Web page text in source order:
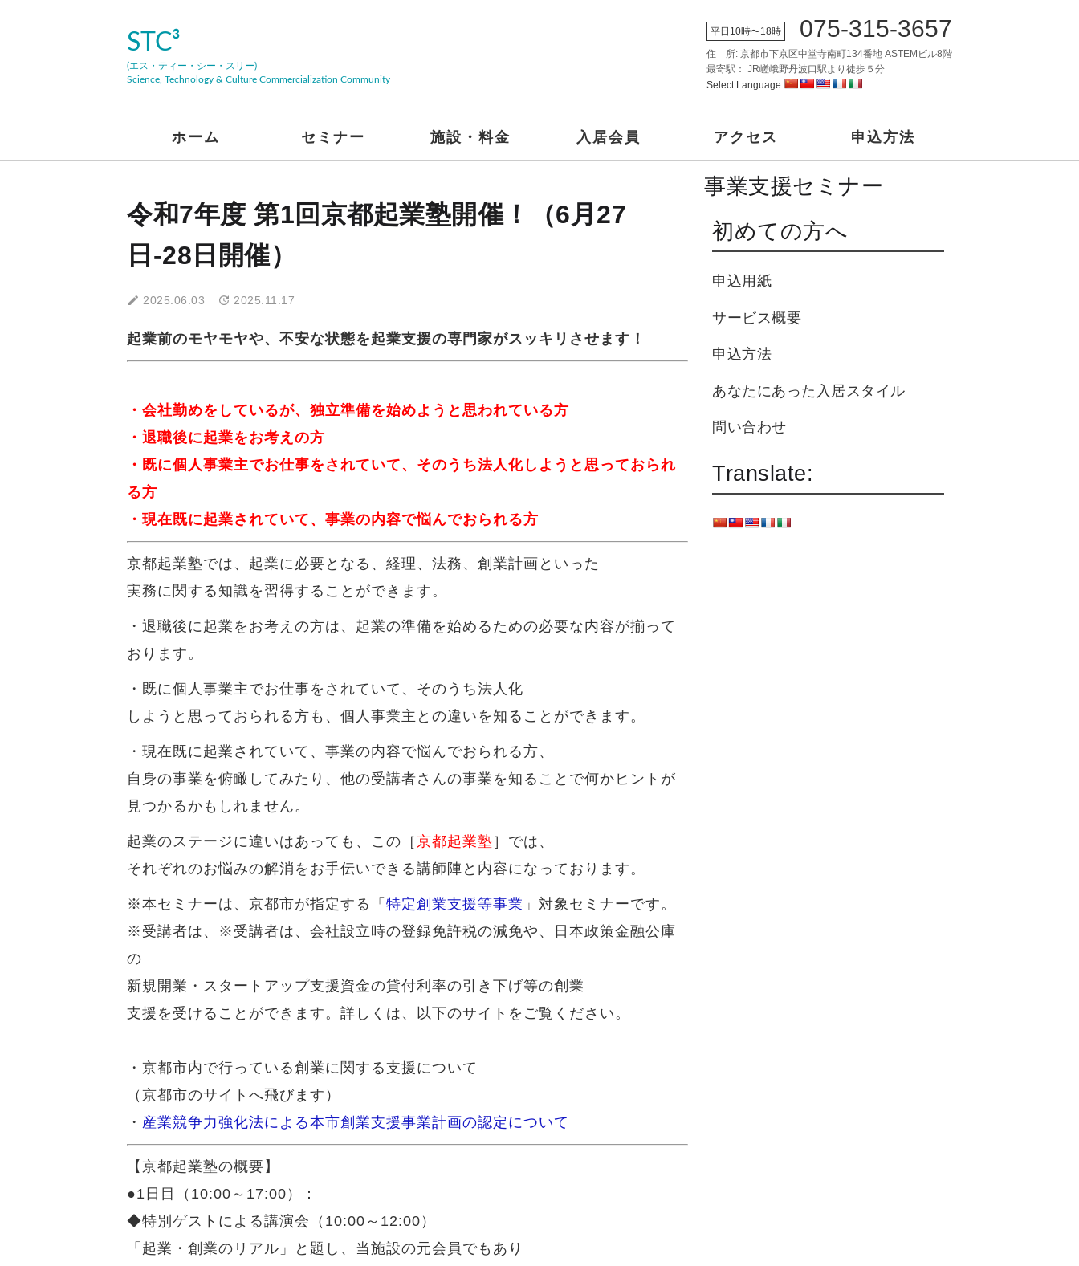
STC³
(エス・ティー・シー・スリー)
Science, Technology & Culture Commercialization Community
平日10時〜18時 075-315-3657
住 所: 京都市下京区中堂寺南町134番地 ASTEMビル8階
最寄駅： JR嵯峨野丹波口駅より徒歩５分
Select Language:
ホーム セミナー 施設・料金 入居会員 アクセス 申込方法
令和7年度 第1回京都起業塾開催！（6月27
日-28日開催）
2025.06.03 2025.11.17
起業前のモヤモヤや、不安な状態を起業支援の専門家がスッキリさせます！
・会社勤めをしているが、独立準備を始めようと思われている方
・退職後に起業をお考えの方
・既に個人事業主でお仕事をされていて、そのうち法人化しようと思っておられ
る方
・現在既に起業されていて、事業の内容で悩んでおられる方
京都起業塾では、起業に必要となる、経理、法務、創業計画といった
実務に関する知識を習得することができます。
・退職後に起業をお考えの方は、起業の準備を始めるための必要な内容が揃って
おります。
・既に個人事業主でお仕事をされていて、そのうち法人化
しようと思っておられる方も、個人事業主との違いを知ることができます。
・現在既に起業されていて、事業の内容で悩んでおられる方、
自身の事業を俯瞰してみたり、他の受講者さんの事業を知ることで何かヒントが
見つかるかもしれません。
起業のステージに違いはあっても、この［京都起業塾 ］では、
それぞれのお悩みの解消をお手伝いできる講師陣と内容になっております。
※本セミナーは、京都市が指定する「 特定創業支援等事業 」対象セミナーです。
※受講者は、※受講者は、会社設立時の登録免許税の減免や、日本政策金融公庫
の
新規開業・スタートアップ支援資金の貸付利率の引き下げ等の創業
支援を受けることができます。詳しくは、以下のサイトをご覧ください。
・京都市内で行っている創業に関する支援について
（京都市のサイトへ飛びます）
・ 産業競争力強化法による本市創業支援事業計画の認定について
【京都起業塾の概要】
●1日目（10:00～17:00）：
◆特別ゲストによる講演会（10:00～12:00）
「起業・創業のリアル」と題し、当施設の元会員でもあり
事業支援セミナー
初めての方へ
申込用紙
サービス概要
申込方法
あなたにあった入居スタイル
問い合わせ
Translate: